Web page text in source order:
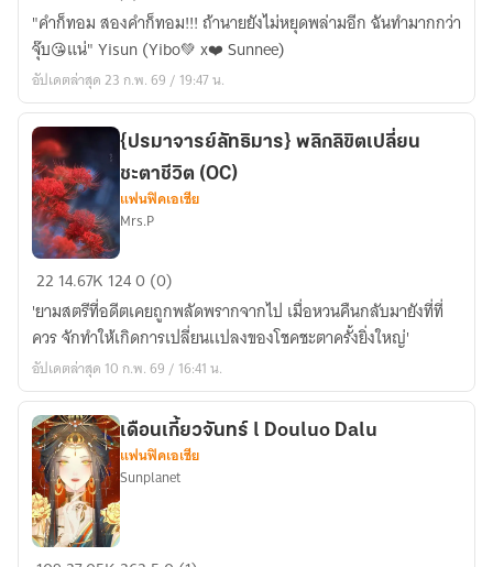
're
not
my
type
(คุณ
ไม่
ใช่
สเปค
ผม)
Yisun
"คำก็ทอม สองคำก็ทอม!!! ถ้านายยังไม่หยุดพล่ามอีก ฉันทำมากกว่า
จุ๊บ😘แน่" Yisun (Yibo💚 x❤️ Sunnee)
อัปเดตล่าสุด 23 ก.พ. 69 / 19:47 น.
{ปรมาจารย์
มาร}
พลิก
ลิขิต
เปลี่ยน
ชะตา
ชีวิต
(OC)
{ปรมาจารย์ลัทธิมาร} พลิกลิขิตเปลี่ยน
ชะตาชีวิต (OC)
แฟนฟิคเอเชีย
Mrs.P
22 14.67K 1240 (0)
'ยามสตรีที่อดีตเคยถูกพลัดพรากจากไป เมื่อหวนคืนกลับมายังที่ที่
ควร จักทำให้เกิดการเปลี่ยนเเปลงของโชคชะตาครั้งยิ่งใหญ่'
อัปเดตล่าสุด 10 ก.พ. 69 / 16:41 น.
เดือน
เดือนเกี้ยวจันทร์ l Douluo Dalu
แฟนฟิคเอเชีย
Sunplanet